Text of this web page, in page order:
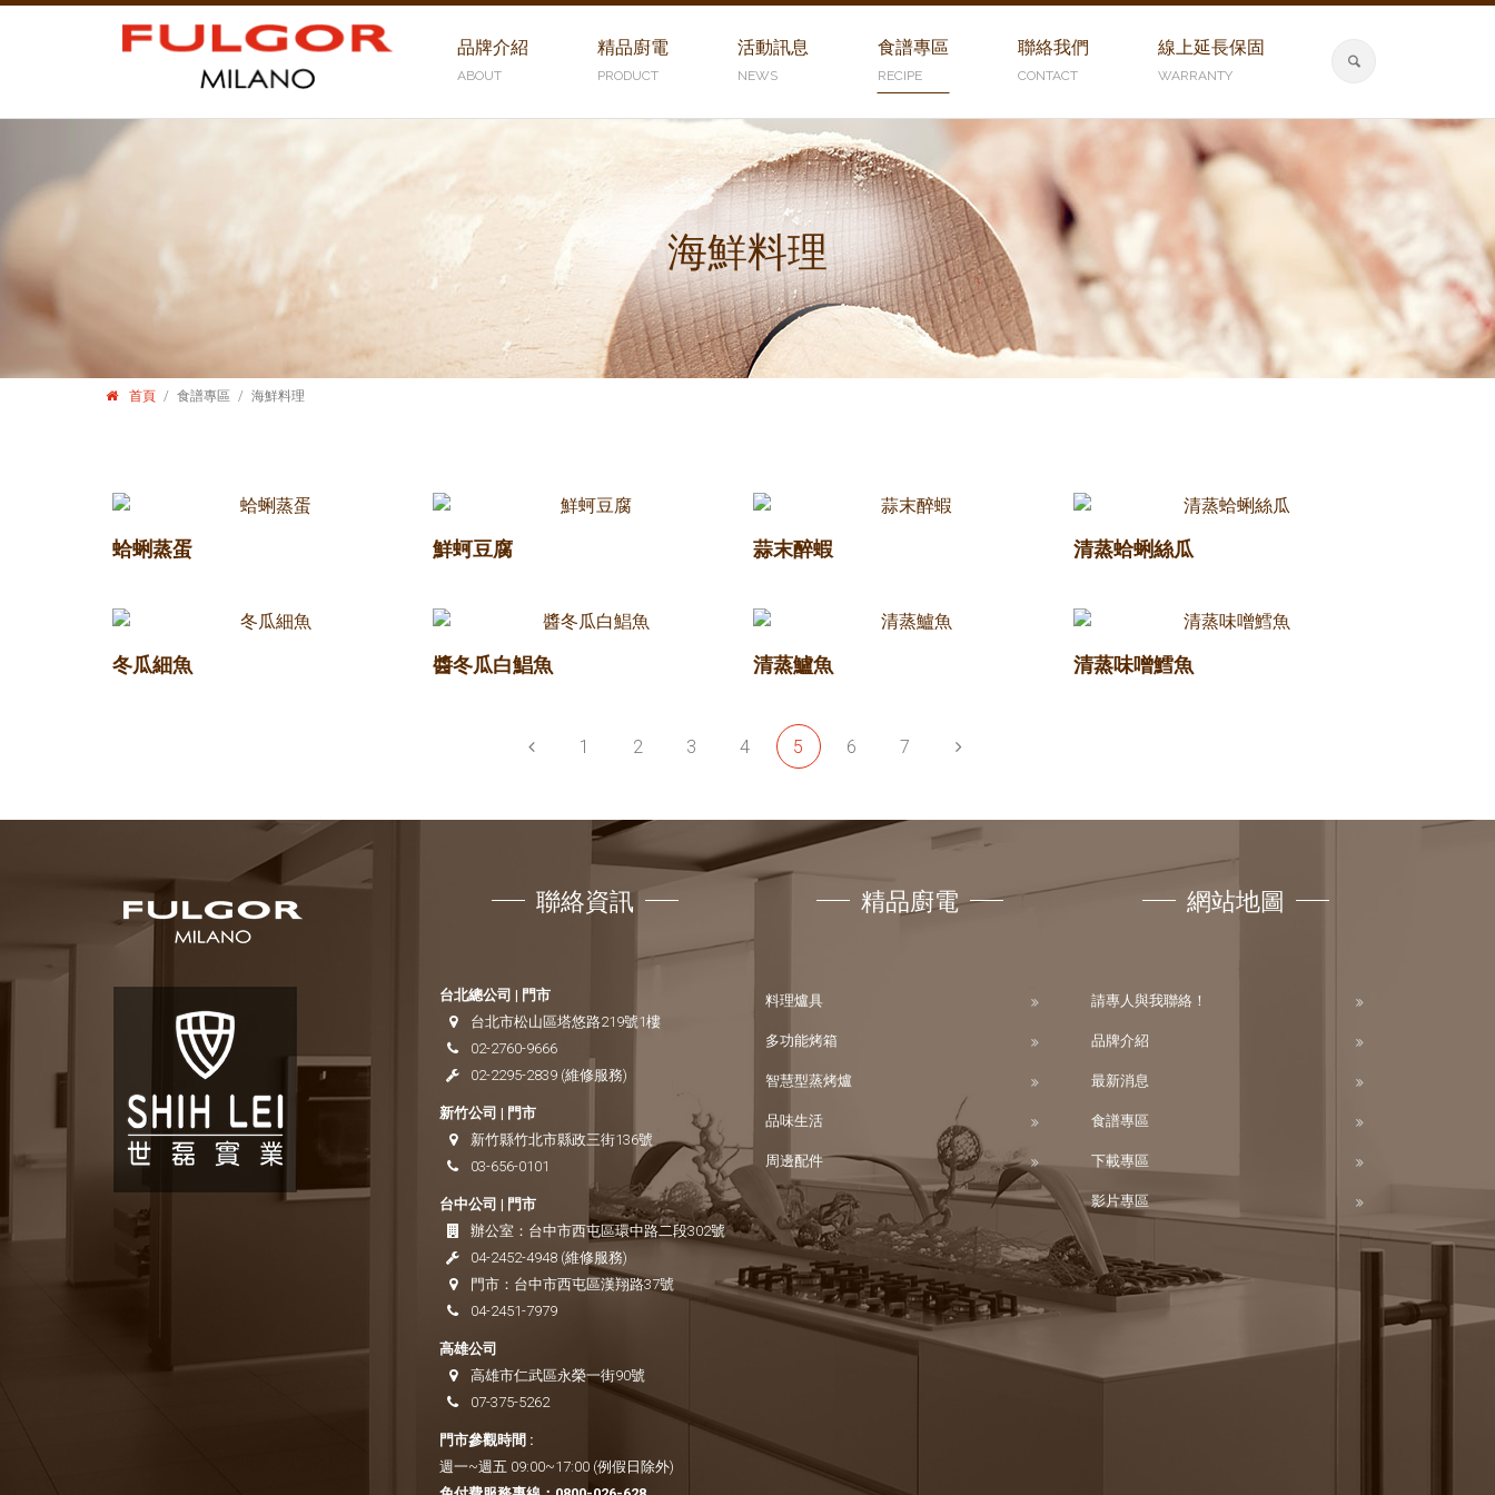
品牌介紹
ABOUT
精品廚電
PRODUCT
活動訊息
NEWS
食譜專區
RECIPE
聯絡我們
CONTACT
線上延長保固
WARRANTY
海鮮料理
首頁 食譜專區 海鮮料理
蛤蜊蒸蛋 鮮蚵豆腐 蒜末醉蝦 清蒸蛤蜊絲瓜
冬瓜細魚 醬冬瓜白鯧魚 清蒸鱸魚 清蒸味噌鱈魚
1 2 3 4 5 6 7
聯絡資訊
台北總公司 | 門市
台北市松山區塔悠路219號1樓
02-2760-9666
02-2295-2839(維修服務)
新竹公司 | 門市
新竹縣竹北市縣政三街136號
03-656-0101
台中公司 | 門市
辦公室： 台中市西屯區環中路二段302號
04-2452-4948(維修服務)
門市： 台中市西屯區漢翔路37號
04-2451-7979
高雄公司
高雄市仁武區永榮一街90號
07-375-5262
門市參觀時間 :
週一~週五 09:00~17:00 (例假日除外)
精品廚電
料理爐具
多功能烤箱
智慧型蒸烤爐
品味生活
周邊配件
網站地圖
請專人與我聯絡！
品牌介紹
最新消息
食譜專區
下載專區
影片專區